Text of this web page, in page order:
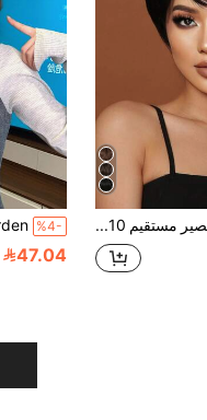
طقم شعر مستعار قصير مستقيم 10 بوصة، من ألياف اصطناعية مقاومة للحرارة، مناسب للنساء، طبيعي وطازج، متعدد الاستخدامات للارتداء اليومي %4-
47.04